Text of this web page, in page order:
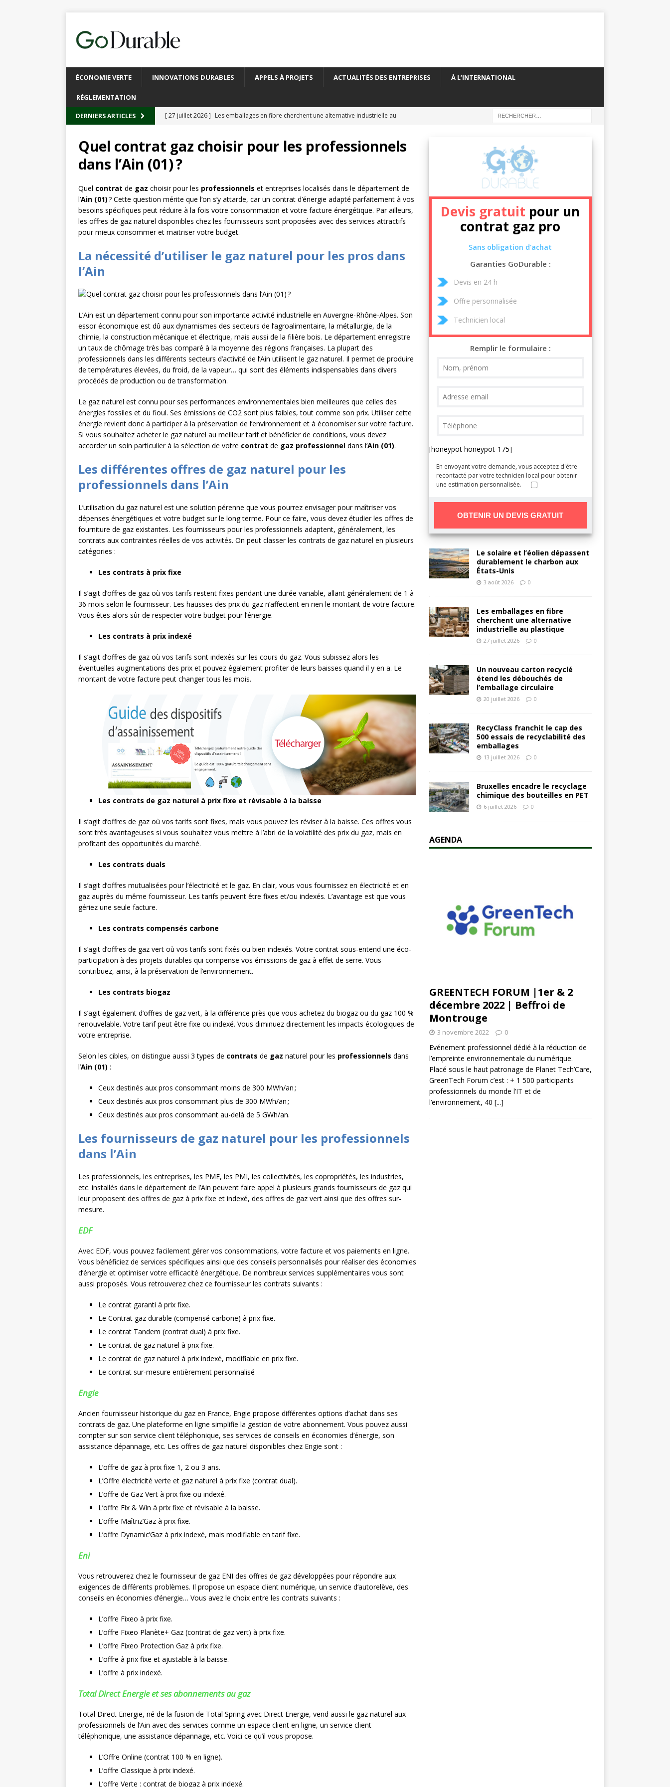
ÉCONOMIE VERTE INNOVATIONS DURABLES APPELS À PROJETS ACTUALITÉS DES ENTREPRISES À L’INTERNATIONAL
RÉGLEMENTATION
DERNIERS ARTICLES [ 27 juillet 2026 ] Les emballages en fibre cherchent une alternative industrielle au
[ 20 juillet 2026 ] Un nouveau carton recyclé étend les débouchés de l’emballage
circulaire
emballages
ACTUALITÉS DES ENTREPRISES
[ 6 juillet 2026 ]
Bruxelles encadre le recyclage chimique des bouteilles en PET
À
L’INTERNATIONAL
[ 3 août 2026 ]
Le solaire et l’éolien dépassent durablement le charbon aux États-Unis
Quel contrat gaz choisir pour les professionnels
dans l’Ain (01) ?
Quel contrat de gaz choisir pour les professionnels et entreprises localisés dans le département de
l’Ain (01)? Cette question mérite que l’on s’y attarde, car un contrat d’énergie adapté parfaitement à vos
besoins spécifiques peut réduire à la fois votre consommation et votre facture énergétique. Par ailleurs,
les offres de gaz naturel disponibles chez les fournisseurs sont proposées avec des services attractifs
pour mieux consommer et maitriser votre budget.
La nécessité d’utiliser le gaz naturel pour les pros dans
l’Ain
L’Ain est un département connu pour son importante activité industrielle en Auvergne-Rhône-Alpes. Son
essor économique est dû aux dynamismes des secteurs de l’agroalimentaire, la métallurgie, de la
chimie, la construction mécanique et électrique, mais aussi de la filière bois. Le département enregistre
un taux de chômage très bas comparé à la moyenne des régions françaises. La plupart des
professionnels dans les différents secteurs d’activité de l’Ain utilisent le gaz naturel. Il permet de produire
de températures élevées, du froid, de la vapeur… qui sont des éléments indispensables dans divers
procédés de production ou de transformation.
Le gaz naturel est connu pour ses performances environnementales bien meilleures que celles des
énergies fossiles et du fioul. Ses émissions de CO2 sont plus faibles, tout comme son prix. Utiliser cette
énergie revient donc à participer à la préservation de l’environnement et à économiser sur votre facture.
Si vous souhaitez acheter le gaz naturel au meilleur tarif et bénéficier de conditions, vous devez
accorder un soin particulier à la sélection de votre contrat de gaz professionnel dans l’Ain (01).
Les différentes offres de gaz naturel pour les
professionnels dans l’Ain
L’utilisation du gaz naturel est une solution pérenne que vous pourrez envisager pour maîtriser vos
dépenses énergétiques et votre budget sur le long terme. Pour ce faire, vous devez étudier les offres de
fourniture de gaz existantes. Les fournisseurs pour les professionnels adaptent, généralement, les
contrats aux contraintes réelles de vos activités. On peut classer les contrats de gaz naturel en plusieurs
catégories :
Les contrats à prix fixe
Il s’agit d’offres de gaz où vos tarifs restent fixes pendant une durée variable, allant généralement de 1 à
36 mois selon le fournisseur. Les hausses des prix du gaz n’affectent en rien le montant de votre facture.
Vous êtes alors sûr de respecter votre budget pour l’énergie.
Les contrats à prix indexé
Il s’agit d’offres de gaz où vos tarifs sont indexés sur les cours du gaz. Vous subissez alors les
éventuelles augmentations des prix et pouvez également profiter de leurs baisses quand il y en a. Le
montant de votre facture peut changer tous les mois.
Les contrats de gaz naturel à prix fixe et révisable à la baisse
Il s’agit d’offres de gaz où vos tarifs sont fixes, mais vous pouvez les réviser à la baisse. Ces offres vous
sont très avantageuses si vous souhaitez vous mettre à l’abri de la volatilité des prix du gaz, mais en
profitant des opportunités du marché.
Les contrats duals
Il s’agit d’offres mutualisées pour l’électricité et le gaz. En clair, vous vous fournissez en électricité et en
gaz auprès du même fournisseur. Les tarifs peuvent être fixes et/ou indexés. L’avantage est que vous
gériez une seule facture.
Les contrats compensés carbone
Il s’agit d’offres de gaz vert où vos tarifs sont fixés ou bien indexés. Votre contrat sous-entend une éco-
participation à des projets durables qui compense vos émissions de gaz à effet de serre. Vous
contribuez, ainsi, à la préservation de l’environnement.
Les contrats biogaz
Il s’agit également d’offres de gaz vert, à la différence près que vous achetez du biogaz ou du gaz 100 %
renouvelable. Votre tarif peut être fixe ou indexé. Vous diminuez directement les impacts écologiques de
votre entreprise.
Selon les cibles, on distingue aussi 3 types de contrats de gaz naturel pour les professionnels dans
l’Ain (01) :
Ceux destinés aux pros consommant moins de 300 MWh/an ;
Ceux destinés aux pros consommant plus de 300 MWh/an ;
Ceux destinés aux pros consommant au-delà de 5 GWh/an.
Les fournisseurs de gaz naturel pour les professionnels
dans l’Ain
Les professionnels, les entreprises, les PME, les PMI, les collectivités, les copropriétés, les industries,
etc. installés dans le département de l’Ain peuvent faire appel à plusieurs grands fournisseurs de gaz qui
leur proposent des offres de gaz à prix fixe et indexé, des offres de gaz vert ainsi que des offres sur-
mesure.
EDF
Avec EDF, vous pouvez facilement gérer vos consommations, votre facture et vos paiements en ligne.
Vous bénéficiez de services spécifiques ainsi que des conseils personnalisés pour réaliser des économies
d’énergie et optimiser votre efficacité énergétique. De nombreux services supplémentaires vous sont
aussi proposés. Vous retrouverez chez ce fournisseur les contrats suivants :
Le contrat garanti à prix fixe.
Le Contrat gaz durable (compensé carbone) à prix fixe.
Le contrat Tandem (contrat dual) à prix fixe.
Le contrat de gaz naturel à prix fixe.
Le contrat de gaz naturel à prix indexé, modifiable en prix fixe.
Le contrat sur-mesure entièrement personnalisé
Engie
Ancien fournisseur historique du gaz en France, Engie propose différentes options d’achat dans ses
contrats de gaz. Une plateforme en ligne simplifie la gestion de votre abonnement. Vous pouvez aussi
compter sur son service client téléphonique, ses services de conseils en économies d’énergie, son
assistance dépannage, etc. Les offres de gaz naturel disponibles chez Engie sont :
L’offre de gaz à prix fixe 1, 2 ou 3 ans.
L’Offre électricité verte et gaz naturel à prix fixe (contrat dual).
L’offre de Gaz Vert à prix fixe ou indexé.
L’offre Fix & Win à prix fixe et révisable à la baisse.
L’offre Maîtriz’Gaz à prix fixe.
L’offre Dynamic’Gaz à prix indexé, mais modifiable en tarif fixe.
Eni
Vous retrouverez chez le fournisseur de gaz ENI des offres de gaz développées pour répondre aux
exigences de différents problèmes. Il propose un espace client numérique, un service d’autorelève, des
conseils en économies d’énergie… Vous avez le choix entre les contrats suivants :
L’offre Fixeo à prix fixe.
L’offre Fixeo Planète+ Gaz (contrat de gaz vert) à prix fixe.
L’offre Fixeo Protection Gaz à prix fixe.
L’offre à prix fixe et ajustable à la baisse.
L’offre à prix indexé.
Total Direct Energie et ses abonnements au gaz
Total Direct Energie, né de la fusion de Total Spring avec Direct Energie, vend aussi le gaz naturel aux
professionnels de l’Ain avec des services comme un espace client en ligne, un service client
téléphonique, une assistance dépannage, etc. Voici ce qu’il vous propose.
L’Offre Online (contrat 100 % en ligne).
L’offre Classique à prix indexé.
L’offre Verte : contrat de biogaz à prix indexé.
Devis gratuit pour un
contrat gaz pro
Sans obligation d'achat
Garanties GoDurable :
Devis en 24 h
Offre personnalisée
Technicien local
Remplir le formulaire :
[honeypot honeypot-175]
En envoyant votre demande, vous acceptez d'être
recontacté par votre technicien local pour obtenir
une estimation personnalisée.
A
l
t
e
a
t
i
:
Le solaire et l’éolien dépassent
durablement le charbon aux
États-Unis
3 août 2026 0
Les emballages en fibre
cherchent une alternative
industrielle au plastique
27 juillet 2026 0
Un nouveau carton recyclé
étend les débouchés de
l’emballage circulaire
20 juillet 2026 0
RecyClass franchit le cap des
500 essais de recyclabilité des
emballages
13 juillet 2026 0
Bruxelles encadre le recyclage
chimique des bouteilles en PET
6 juillet 2026 0
AGENDA
GREENTECH FORUM |1er & 2
décembre 2022 | Beffroi de
Montrouge
3 novembre 2022 0
Evénement professionnel dédié à la réduction de
l’empreinte environnementale du numérique.
Placé sous le haut patronage de Planet Tech’Care,
GreenTech Forum c’est : + 1 500 participants
professionnels du monde l’IT et de
l’environnement, 40 [...]